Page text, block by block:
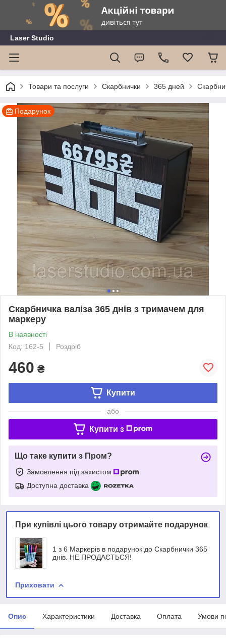
Laser Studio
Товари та послуги Скарбнички 365 дней
Подарунок
Скарбничка валіза 365 днів з тримачем для
маркеру
В наявності
Код: 162-5
Роздріб
460 ₴
Купити
або
Купити з
Що таке купити з Пром?
Замовлення під захистом
Доступна доставка
При купівлі цього товару отримайте подарунок
1 з 6 Маркерів в подарунок до Скарбнички 365
днів. НЕ ПРОДАЄТЬСЯ!
Приховати
Опис Характеристики Доставка Оплата Умови